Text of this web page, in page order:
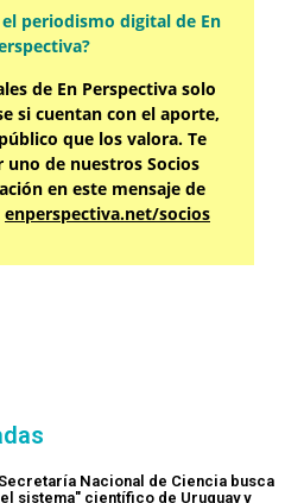
periodismo digital de En
de En Perspectiva solo
si cuentan con el aporte,
que los valora. Te
uno de nuestros Socios
en este mensaje de
enperspectiva.net/socios
Nacional de Ciencia busca
sistema" científico de Uruguay y